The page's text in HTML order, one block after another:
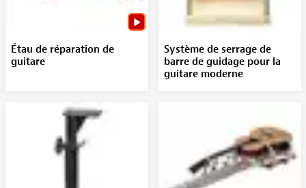
Étau de réparation de
guitare
Système de serrage de
barre de guidage pour la
guitare moderne